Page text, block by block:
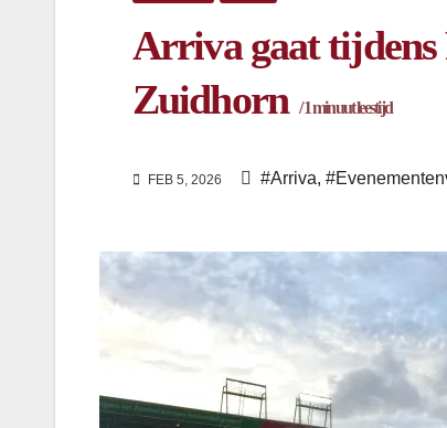
Arriva gaat tijdens
Zuidhorn /1minuut leestijd
FEB 5, 2026 #Arriva,